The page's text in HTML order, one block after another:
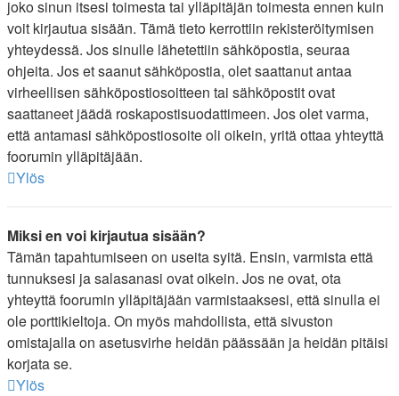
joko sinun itsesi toimesta tai ylläpitäjän toimesta ennen kuin
voit kirjautua sisään. Tämä tieto kerrottiin rekisteröitymisen
yhteydessä. Jos sinulle lähetettiin sähköpostia, seuraa
ohjeita. Jos et saanut sähköpostia, olet saattanut antaa
virheellisen sähköpostiosoitteen tai sähköpostit ovat
saattaneet jäädä roskapostisuodattimeen. Jos olet varma,
että antamasi sähköpostiosoite oli oikein, yritä ottaa yhteyttä
foorumin ylläpitäjään.
Ylös
Miksi en voi kirjautua sisään?
Tämän tapahtumiseen on useita syitä. Ensin, varmista että
tunnuksesi ja salasanasi ovat oikein. Jos ne ovat, ota
yhteyttä foorumin ylläpitäjään varmistaaksesi, että sinulla ei
ole porttikieltoja. On myös mahdollista, että sivuston
omistajalla on asetusvirhe heidän päässään ja heidän pitäisi
korjata se.
Ylös